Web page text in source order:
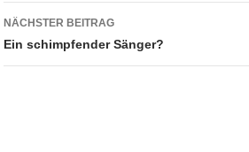
NÄCHSTER BEITRAG
Ein schimpfender Sänger?